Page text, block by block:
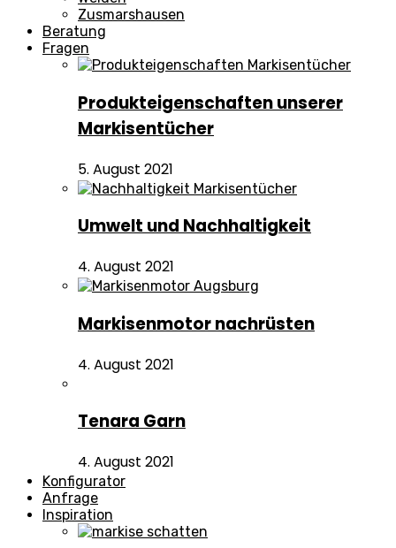
Zusmarshausen
Beratung
Fragen
Produkteigenschaften unserer
Markisentücher
5. August 2021
Umwelt und Nachhaltigkeit
4. August 2021
Markisenmotor nachrüsten
4. August 2021
Tenara Garn
4. August 2021
Konfigurator
Anfrage
Inspiration